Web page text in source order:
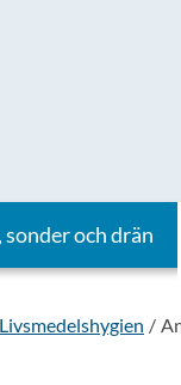
och drän
Livsmedelshygien